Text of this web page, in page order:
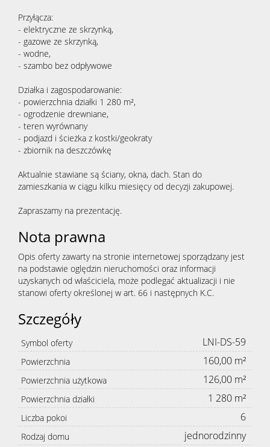
Przyłącza:
- elektryczne ze skrzynką,
- gazowe ze skrzynką,
- wodne,
- szambo bez odpływowe
Działka i zagospodarowanie:
- powierzchnia działki 1 280 m²,
- ogrodzenie drewniane,
- teren wyrównany
- podjazd i ścieżka z kostki/geokraty
- zbiornik na deszczówkę
Aktualnie stawiane są ściany, okna, dach. Stan do
zamieszkania w ciągu kilku miesięcy od decyzji zakupowej.
Zapraszamy na prezentację.
Nota prawna
Opis oferty zawarty na stronie internetowej sporządzany jest
na podstawie oględzin nieruchomości oraz informacji
uzyskanych od właściciela, może podlegać aktualizacji i nie
stanowi oferty określonej w art. 66 i następnych K.C.
Szczegóły
Symbol oferty LNI-DS-59
Powierzchnia 160,00 m²
Powierzchnia użytkowa 126,00 m²
Powierzchnia działki 1 280 m²
Liczba pokoi 6
Rodzaj domu jednorodzinny